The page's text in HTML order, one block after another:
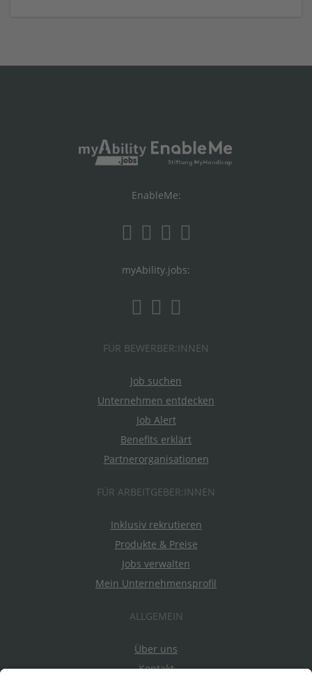
EnableMe:
myAbility.jobs:
FÜR BEWERBER:INNEN
Job suchen
Unternehmen entdecken
Job Alert
Benefits erklärt
Partnerorganisationen
FÜR ARBEITGEBER:INNEN
Inklusiv rekrutieren
Produkte & Preise
Jobs verwalten
Mein Unternehmensprofil
ALLGEMEIN
Über uns
Kontakt